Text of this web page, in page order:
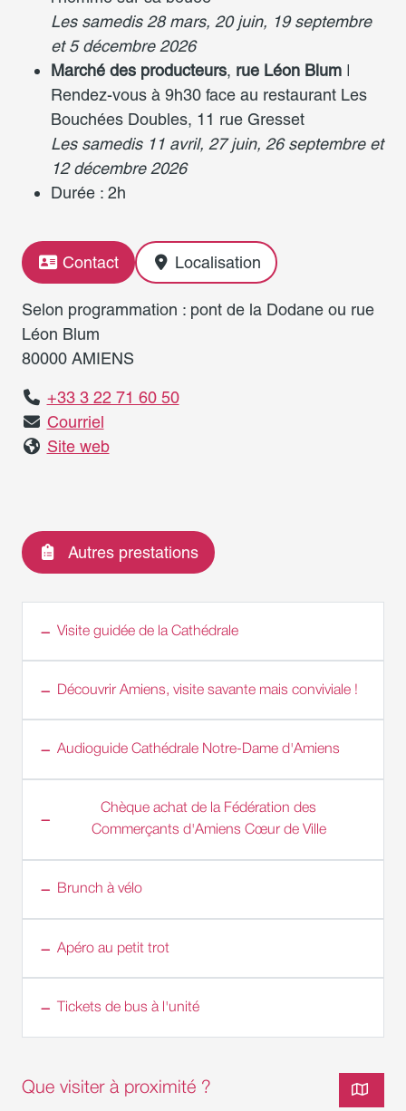
Les samedis 28 mars, 20 juin, 19 septembre
et 5 décembre 2026
Marché des producteurs, rue Léon Blum |
Rendez-vous à 9h30 face au restaurant Les
Bouchées Doubles, 11 rue Gresset
Les samedis 11 avril, 27 juin, 26 septembre et
12 décembre 2026
Durée : 2h
Contact Localisation
Selon programmation : pont de la Dodane ou rue
Léon Blum
80000 AMIENS
+33 3 22 71 60 50
Courriel
Site web
Autres prestations
Visite guidée de la Cathédrale
Découvrir Amiens, visite savante mais conviviale !
Audioguide Cathédrale Notre-Dame d'Amiens
Chèque achat de la Fédération des
Commerçants d'Amiens Cœur de Ville
Brunch à vélo
Apéro au petit trot
Tickets de bus à l'unité
Que visiter à proximité ?